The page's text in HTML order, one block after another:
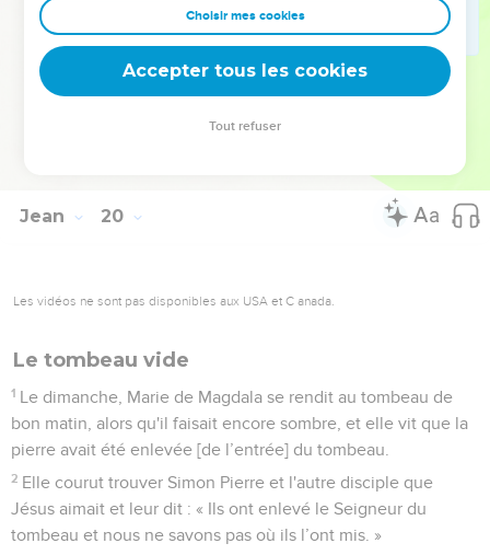
Or, il y avait un jardin à l'endroit où Jésus avait été crucifié,
et dans le jardin un tombeau neuf où personne encore
n'avait été mis.
Ce fut là qu'ils déposèrent Jésus parce que c’était la
Jean 20
Les vidéos ne sont pas disponibles aux USA et C anada.
Le tombeau vide
1 Le dimanche, Marie de Magdala se rendit au tombeau de
bon matin, alors qu'il faisait encore sombre, et elle vit que la
pierre avait été enlevée [de l’entrée] du tombeau.
2 Elle courut trouver Simon Pierre et l'autre disciple que
Jésus aimait et leur dit : « Ils ont enlevé le Seigneur du
tombeau et nous ne savons pas où ils l’ont mis. »
Choisir mes cookies
Accepter tous les cookies
Tout refuser